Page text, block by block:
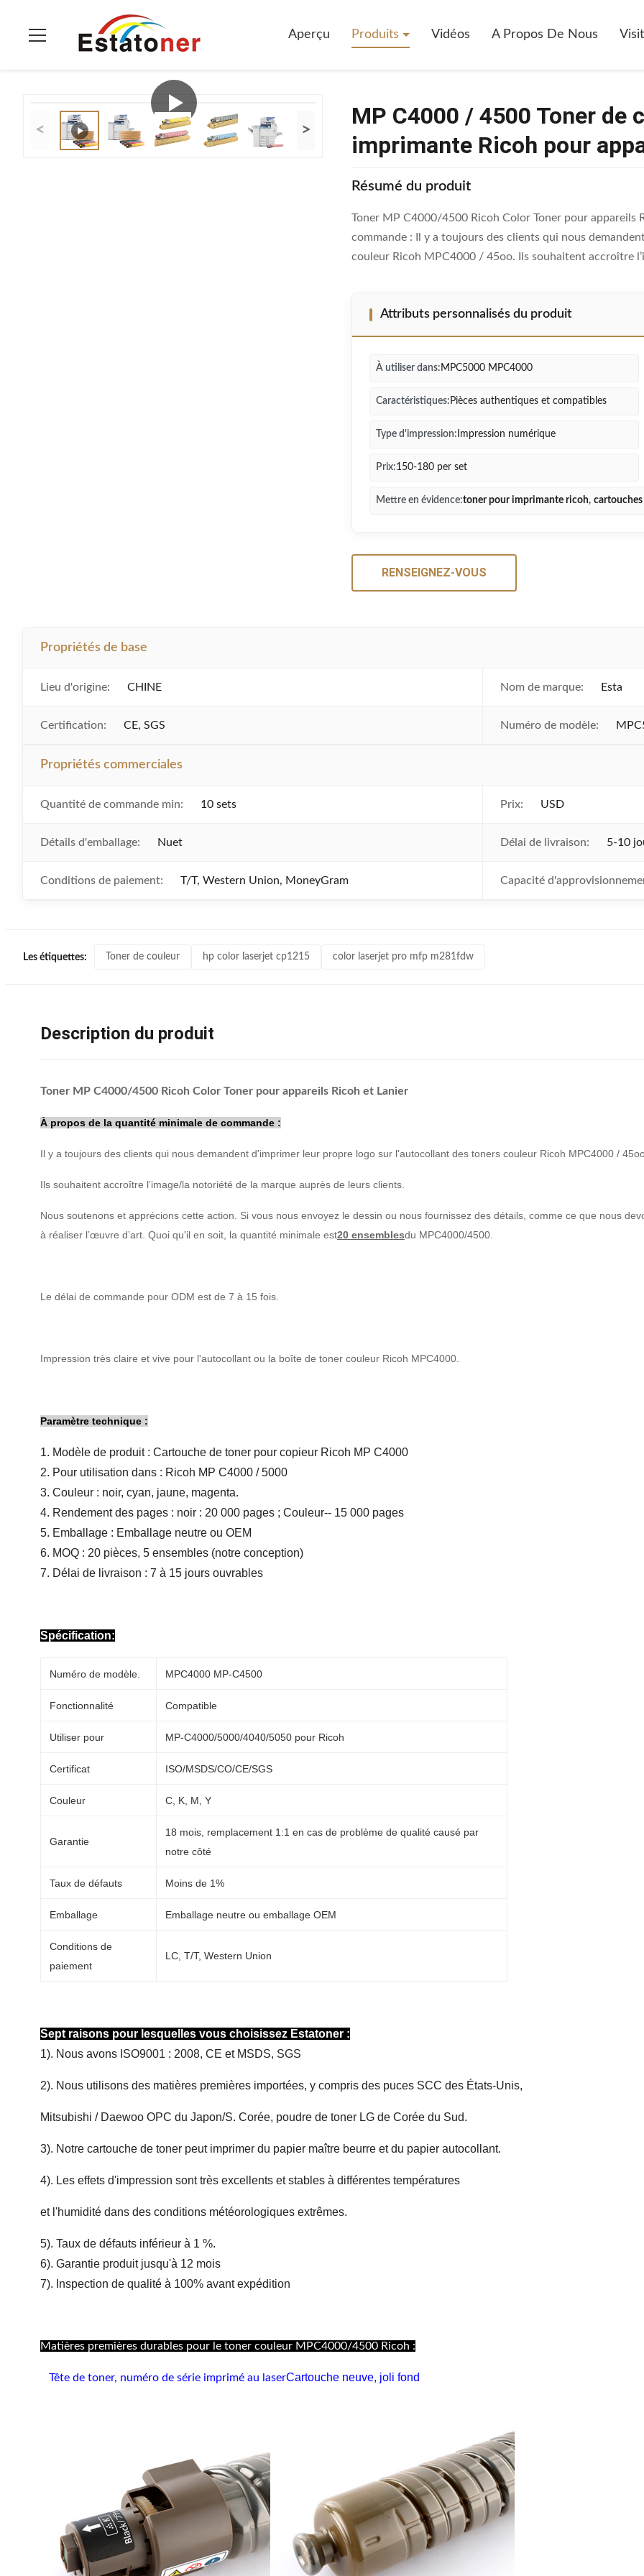
Aperçu Produits Vidéos A Propos De Nous
Produits > Ricoh Color Toner
< >
MP C4000 / 4500 Toner de
imprimante Ricoh pour
Résumé du produit
Toner MP C4000/4500 Ricoh Color Toner pour appareils
commande : Il y a toujours des clients qui nous
couleur Ricoh MPC4000 / 45oo. Ils souhaitent accroître
Attributs personnalisés du produit
À utiliser dans: MPC5000 MPC4000
Caractéristiques: Pièces authentiques et compatibles
Type d'impression: Impression numérique
Prix:150-180 per set
Mettre en évidence:toner pour imprimante ricoh,
RENSEIGNEZ-VOUS
Propriétés de base
Lieu d'origine: CHINE Nom de marque: Esta
Certification: CE, SGS Numéro de modèle:
Propriétés commerciales
Quantité de commande min: 10 sets Prix: USD
Détails d'emballage: Nuet Délai de livraison: 5-10
Conditions de paiement: T/T, Western Union, MoneyGram Capacité
Les étiquettes: Toner de couleur hp color laserjet cp1215 color laserjet pro mfp m281fdw
Description du produit
Toner MP C4000/4500 Ricoh Color Toner pour appareils Ricoh et Lanier
À propos de la quantité minimale de commande :
Il y a toujours des clients qui nous demandent d'imprimer leur propre logo sur l'autocollant des toners couleur Ricoh MPC4000 /
Ils souhaitent accroître l’image/la notoriété de la marque auprès de leurs clients.
Nous soutenons et apprécions cette action. Si vous nous envoyez le dessin ou nous fournissez des détails, comme ce que nous
à réaliser l’œuvre d’art. Quoi qu'il en soit, la quantité minimale est20 ensemblesdu MPC4000/4500.
Le délai de commande pour ODM est de 7 à 15 fois.
Impression très claire et vive pour l'autocollant ou la boîte de toner couleur Ricoh MPC4000.
Paramètre technique :
1. Modèle de produit : Cartouche de toner pour copieur Ricoh MP C4000
2. Pour utilisation dans : Ricoh MP C4000 / 5000
3. Couleur : noir, cyan, jaune, magenta.
4. Rendement des pages : noir : 20 000 pages ; Couleur-- 15 000 pages
5. Emballage : Emballage neutre ou OEM
6. MOQ : 20 pièces, 5 ensembles (notre conception)
7. Délai de livraison : 7 à 15 jours ouvrables
Spécification:
Numéro de modèle. MPC4000 MP-C4500
Fonctionnalité Compatible
Utiliser pour MP-C4000/5000/4040/5050 pour Ricoh
Certificat ISO/MSDS/CO/CE/SGS
Couleur C, K, M, Y
Garantie
18 mois, remplacement 1:1 en cas de problème de qualité causé par
notre côté
Taux de défauts Moins de 1%
Emballage Emballage neutre ou emballage OEM
Conditions de
paiement
LC, T/T, Western Union
Sept raisons pour lesquelles vous choisissez Estatoner :
1). Nous avons ISO9001 : 2008, CE et MSDS, SGS
2). Nous utilisons des matières premières importées, y compris des puces SCC des États-Unis,
Mitsubishi / Daewoo OPC du Japon/S. Corée, poudre de toner LG de Corée du Sud.
3). Notre cartouche de toner peut imprimer du papier maître beurre et du papier autocollant.
4). Les effets d'impression sont très excellents et stables à différentes températures
et l'humidité dans des conditions météorologiques extrêmes.
5). Taux de défauts inférieur à 1 %.
6). Garantie produit jusqu'à 12 mois
7). Inspection de qualité à 100% avant expédition
Matières premières durables pour le toner couleur MPC4000/4500 Ricoh :
Tête de toner, numéro de série imprimé au laserCartouche neuve, joli fond